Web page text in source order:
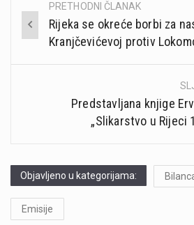
Post
navigation
PRETHODNI ČLANAK
Rijeka se okreće borbi za
Kranjčevićevoj protiv
Predstavljana knjige
„Slikarstvo u Rijeci
Objavljeno u kategorijama:
Emisije